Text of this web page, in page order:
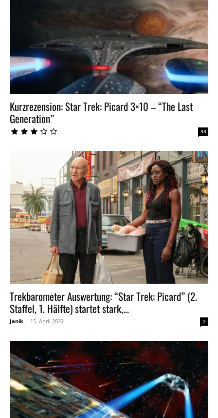
Kurzrezension: Star Trek: Picard 3×10 – “The Last
Generation”
33
Trekbarometer Auswertung: “Star Trek: Picard” (2.
Staffel, 1. Hälfte) startet stark,...
Janik - 15. April 2022 2